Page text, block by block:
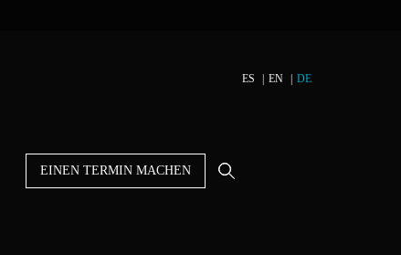
ES EN DE
EINEN TERMIN MACHEN